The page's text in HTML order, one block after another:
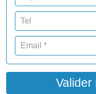
Valider